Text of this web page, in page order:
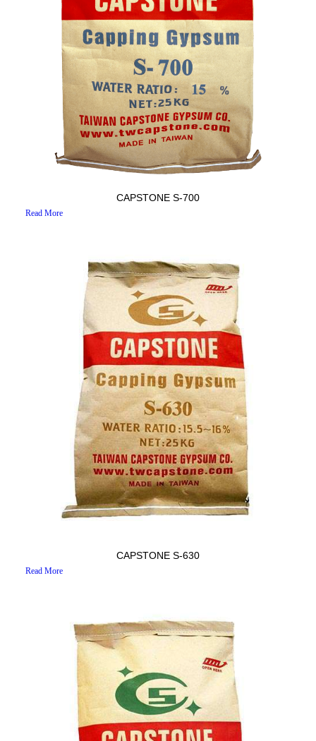
CAPSTONE S-700
Read More
CAPSTONE S-630
Read More